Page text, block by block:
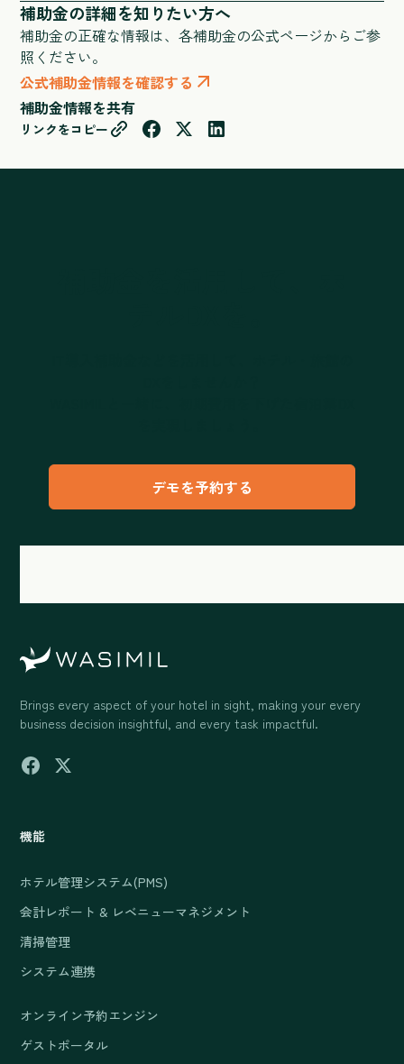
補助金の詳細を知りたい方へ
補助金の正確な情報は、各補助金の公式ページからご参
照ください。
公式補助金情報を確認する
補助金情報を共有
リンクをコピー
デモを予約する
Brings every aspect of your hotel in sight, making your every
business decision insightful, and every task impactful.
機能
ホテル管理システム(PMS)
会計レポート & レベニューマネジメント
清掃管理
システム連携
オンライン予約エンジン
ゲストポータル